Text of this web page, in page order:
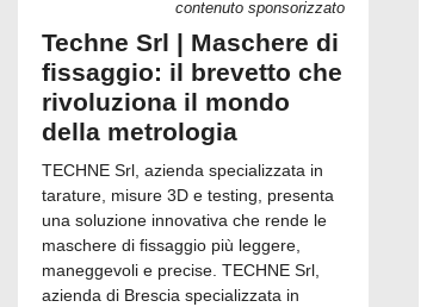
contenuto sponsorizzato
Techne Srl | Maschere di
fissaggio: il brevetto che
rivoluziona il mondo
della metrologia
TECHNE Srl, azienda specializzata in
tarature, misure 3D e testing, presenta
una soluzione innovativa che rende le
maschere di fissaggio più leggere,
maneggevoli e precise. TECHNE Srl,
azienda di Brescia specializzata in